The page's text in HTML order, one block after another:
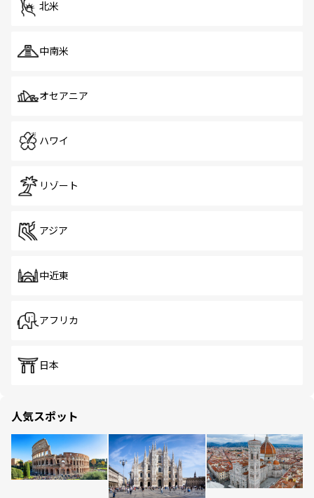
北米
中南米
オセアニア
ハワイ
リゾート
アジア
中近東
アフリカ
日本
人気スポット